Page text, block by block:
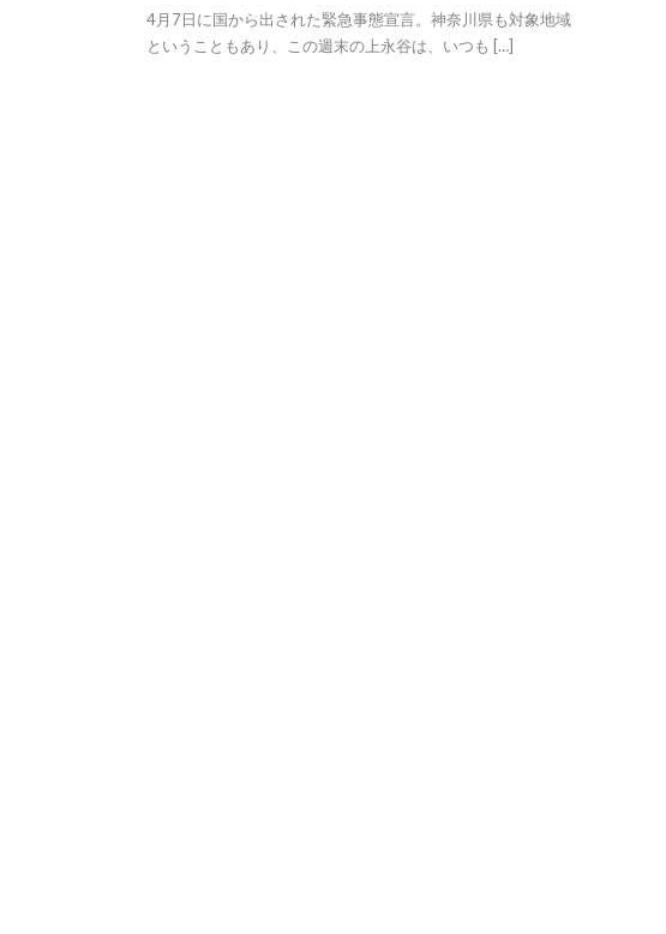
4月7日に国から出された緊急事態宣言。神奈川県も対象地域
ということもあり、この週末の上永谷は、いつも […]